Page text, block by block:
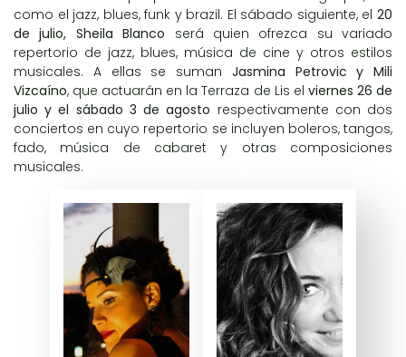
como el jazz, blues, funk y brazil. El sábado siguiente, el 20
de julio, Sheila Blanco será quien ofrezca su variado
repertorio de jazz, blues, música de cine y otros estilos
musicales. A ellas se suman Jasmina Petrovic y Mili
Vizcaíno, que actuarán en la Terraza de Lis el viernes 26 de
julio y el sábado 3 de agosto respectivamente con dos
conciertos en cuyo repertorio se incluyen boleros, tangos,
fado, música de cabaret y otras composiciones
musicales.